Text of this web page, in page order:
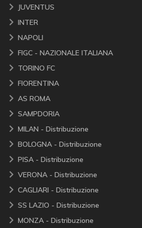
JUVENTUS
INTER
NAPOLI
FIGC - NAZIONALE ITALIANA
TORINO FC
FIORENTINA
AS ROMA
SAMPDORIA
MILAN - Distribuzione
BOLOGNA - Distribuzione
PISA - Distribuzione
VERONA - Distribuzione
CAGLIARI - Distribuzione
SS LAZIO - Distribuzione
MONZA - Distribuzione